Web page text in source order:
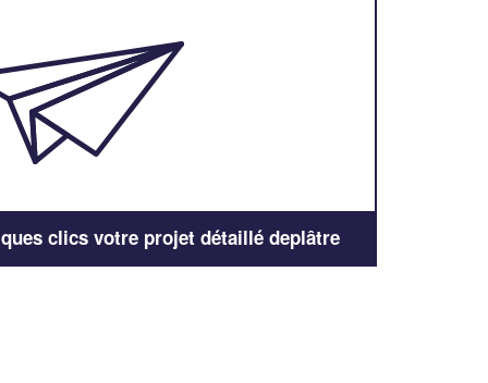
clics votre projet détaillé deplâtre